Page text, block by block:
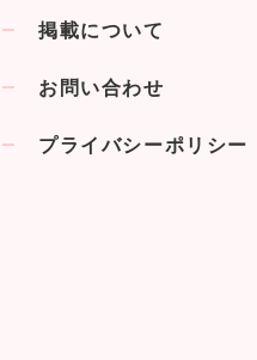
掲載について
お問い合わせ
プライバシーポリシー